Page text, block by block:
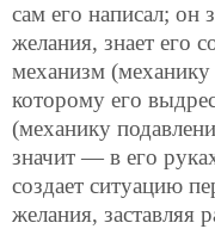
сам его написал; он
желания, знает его
механизм
которому его
(механику
значит — в его
создает ситуацию
желания, заставляя